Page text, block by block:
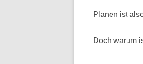
Planen ist
Doch warum